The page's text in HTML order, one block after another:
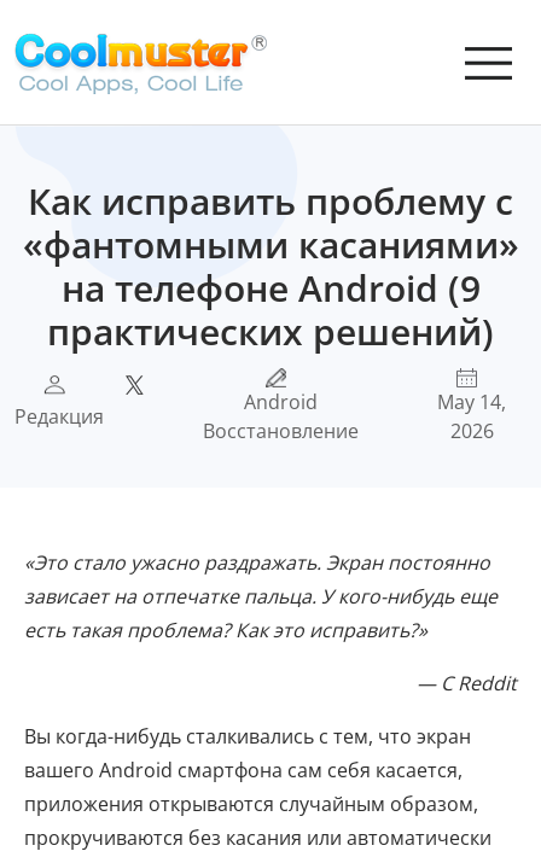
Как исправить проблему с
«фантомными касаниями»
на телефоне Android (9
практических решений)
Редакция
Android
Восстановление
May 14,
2026
«Это стало ужасно раздражать. Экран постоянно
зависает на отпечатке пальца. У кого-нибудь еще
есть такая проблема? Как это исправить?»
— С Reddit
Вы когда-нибудь сталкивались с тем, что экран
вашего Android смартфона сам себя касается,
приложения открываются случайным образом,
прокручиваются без касания или автоматически